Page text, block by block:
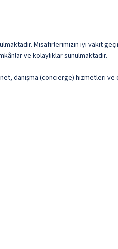
Misafirlerimizin iyi vakit
ve kolaylıklar sunulmaktadır.
danışma (concierge) hizmetleri ve